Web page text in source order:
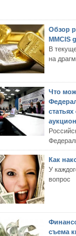
Обзор
MMCIS
В
на
Что
Как
У
вопрос
съема